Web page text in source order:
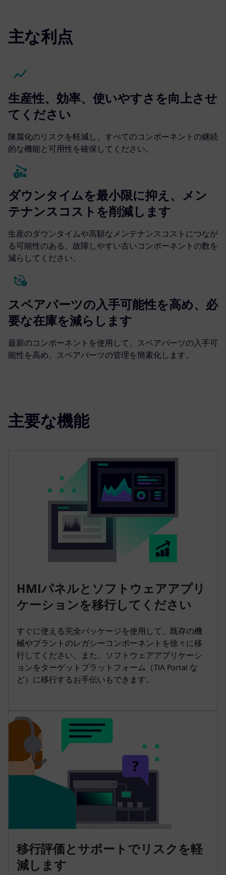
主な利点
生産性、効率、使いやすさを向上させ
てください
陳腐化のリスクを軽減し、すべてのコンポーネントの継続
的な機能と可用性を確保してください。
ダウンタイムを最小限に抑え、メン
テナンスコストを削減します
生産のダウンタイムや高額なメンテナンスコストにつなが
る可能性のある、故障しやすい古いコンポーネントの数を
減らしてください。
スペアパーツの入手可能性を高め、必
要な在庫を減らします
最新のコンポーネントを使用して、スペアパーツの入手可
能性を高め、スペアパーツの管理を簡素化します。
主要な機能
HMIパネルとソフトウェアアプリ
ケーションを移行してください
すぐに使える完全パッケージを使用して、既存の機
械やプラントのレガシーコンポーネントを徐々に移
行してください。また、ソフトウェアアプリケーシ
ョンをターゲットプラットフォーム（TIA Portal な
ど）に移行するお手伝いもできます。
移行評価とサポートでリスクを軽
減します